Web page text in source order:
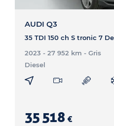
AUDI Q3
2023 - 27 952 km - Gris
Diesel
35 518 €